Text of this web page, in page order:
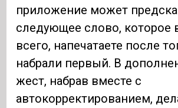
приложение может
следующее слово, которое
всего, напечатаете после
набрали первый. В
жест, набрав вместе с
автокорректированием,